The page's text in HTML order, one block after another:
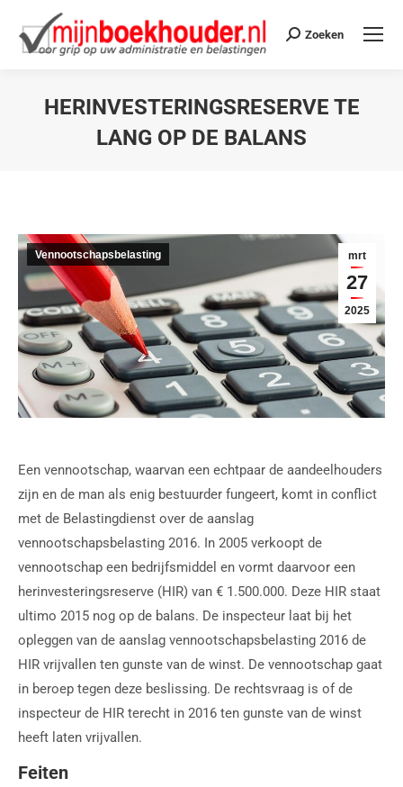
Zoeken
HERINVESTERINGSRESERVE TE
LANG OP DE BALANS
mrt
27
2025
Vennootschapsbelasting
Een vennootschap, waarvan een echtpaar de aandeelhouders
zijn en de man als enig bestuurder fungeert, komt in conflict
met de Belastingdienst over de aanslag
vennootschapsbelasting 2016. In 2005 verkoopt de
vennootschap een bedrijfsmiddel en vormt daarvoor een
herinvesteringsreserve (HIR) van € 1.500.000. Deze HIR staat
ultimo 2015 nog op de balans. De inspecteur laat bij het
opleggen van de aanslag vennootschapsbelasting 2016 de
HIR vrijvallen ten gunste van de winst. De vennootschap gaat
in beroep tegen deze beslissing. De rechtsvraag is of de
inspecteur de HIR terecht in 2016 ten gunste van de winst
heeft laten vrijvallen.
Feiten